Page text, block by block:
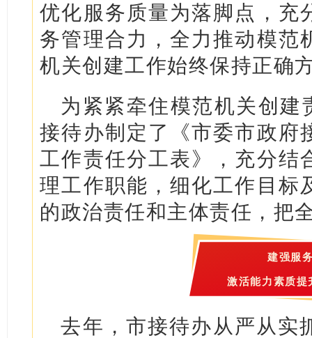
优化服务质量为落脚点，充
务管理合力，全力推动模范
机关创建工作始终保持正确
为紧紧牵住模范机关创建
接待办制定了《市委市政府
工作责任分工表》，充分结
理工作职能，细化工作目标
的政治责任和主体责任，把
建强服
激活能力素质提
去年，市接待办从严从实